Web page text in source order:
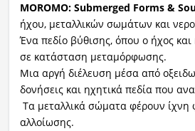
MOROMO: Submerged Forms &
ήχου, μεταλλικών σωμάτων και
Ένα πεδίο βύθισης, όπου ο ήχος
σε κατάσταση μεταμόρφωσης.
Μια αργή διέλευση μέσα από
δονήσεις και ηχητικά πεδία που
Τα μεταλλικά σώματα φέρουν ίχνη
αλλοίωσης.